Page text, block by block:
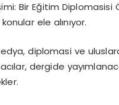
Bir Eğitim
ele alınıyor.
diplomasi ve
dergide